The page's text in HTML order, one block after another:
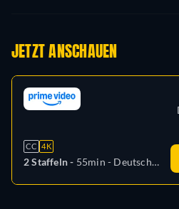
JETZT ANSCHAUEN
CC 4K
2 Staffeln - 55min - Deutsch,